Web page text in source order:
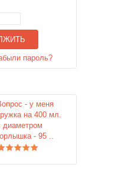
пароль?
- у меня
на 400 мл.
диаметром
- 95 ..